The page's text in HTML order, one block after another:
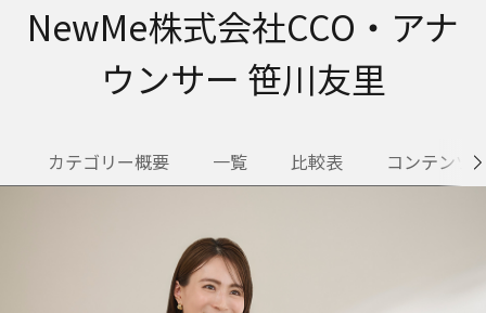
NewMe株式会社CCO・アナ
ウンサー 笹川友里
カテゴリー概要 一覧 比較表 コンテンツ